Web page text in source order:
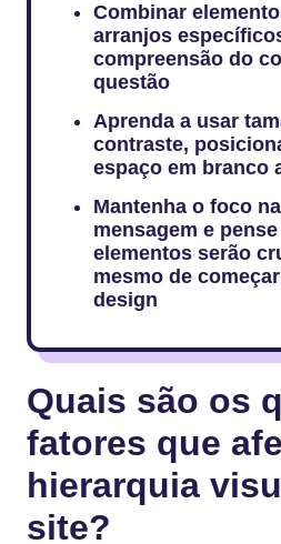
Combinar
arranjos
compreensão do
questão
Aprenda a usar
contraste,
espaço em branco
Mantenha o foco
mensagem e
elementos serão
mesmo de
design
Quais são os
fatores que
hierarquia
site?